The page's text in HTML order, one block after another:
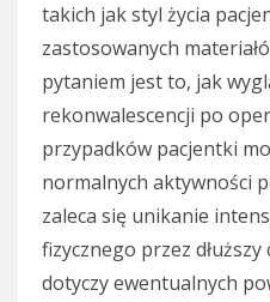
takich jak styl życia
zastosowanych
pytaniem jest to, jak
rekonwalescencji po
przypadków pacjentki
normalnych aktywności
zaleca się unikanie
fizycznego przez
dotyczy ewentualnych